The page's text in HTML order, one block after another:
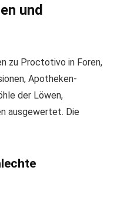
und
zu Proctotivo in Foren,
Apotheken-
der Löwen,
ausgewertet. Die